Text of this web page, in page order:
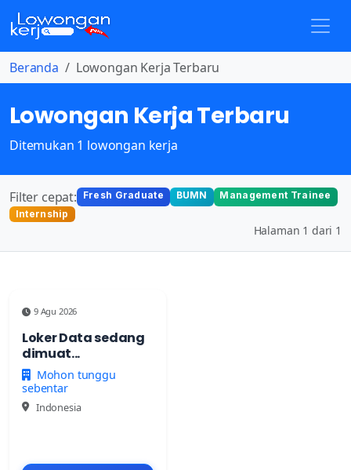
Beranda Lowongan Kerja Terbaru
Lowongan Kerja Terbaru
Ditemukan 1 lowongan kerja
Filter cepat: Fresh Graduate BUMN
Management Trainee
Internship
Halaman 1 dari 1
9 Agu 2026
Loker Data sedang
dimuat...
Mohon tunggu
sebentar
Indonesia